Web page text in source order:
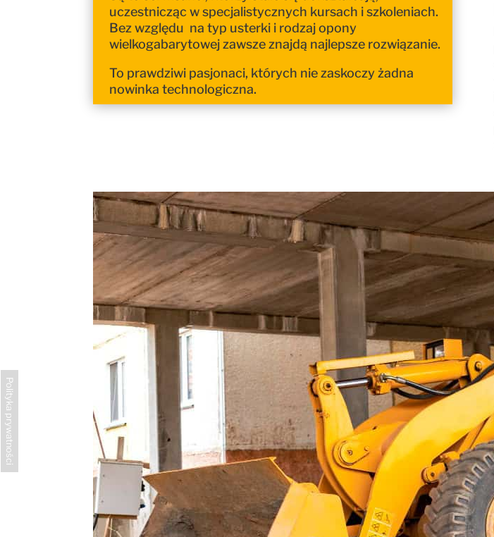
uczestnicząc w specjalistycznych kursach i szkoleniach.
Bez względu na typ usterki i rodzaj opony
wielkogabarytowej zawsze znajdą najlepsze rozwiązanie.
To prawdziwi pasjonaci, których nie zaskoczy żadna
nowinka technologiczna.
Polityka prywatności